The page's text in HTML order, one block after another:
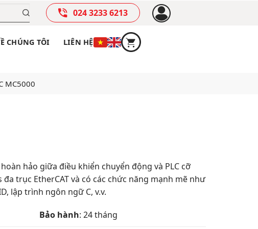
024 3233 6213
CHÚNG TÔI LIÊN HỆ
MC5000
hảo giữa điều khiển chuyển động và PLC cỡ
trục EtherCAT và có các chức năng mạnh mẽ như
lập trình ngôn ngữ C, v.v.
Bảo hành: 24 tháng